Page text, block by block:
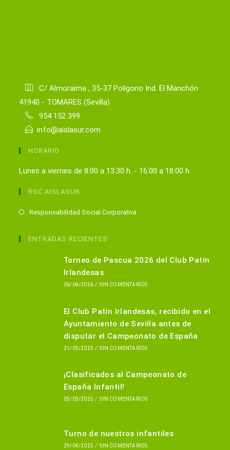
C/ Almoraima , 35-37 Polígono Ind. El Manchón
41940 - TOMARES (Sevilla)
954 152 399
info@aislasur.com
HORARIO
Lunes a viernes de 8:00 a 13:30 h. - 16:00 a 18:00 h.
RSC AISLASUR
Responsabilidad Social Corporativa
nueva
ENTRADAS RECIENTES
Torneo de Pascua 2026 del Club Patín
Irlandesas
06/04/2026 / SIN COMENTARIOS
El Club Patín Irlandesas, recibido en el
Ayuntamiento de Sevilla antes de
disputar el Campeonato de España
21/05/2025 / SIN COMENTARIOS
¡Clasificados al Campeonato de
España Infantil!
05/05/2025 / SIN COMENTARIOS
Turno de nuestros infantiles
29/04/2025 / SIN COMENTARIOS